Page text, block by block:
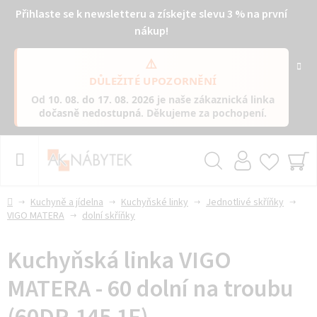
Přihlaste se k newsletteru a získejte slevu 3 % na první
nákup!
⚠️
DŮLEŽITÉ UPOZORNĚNÍ
Od 10. 08. do 17. 08. 2026 je naše zákaznická linka
dočasně nedostupná. Děkujeme za pochopení.
DomůKuchyně a jídelna Kuchyňské linky
Jednotlivé skříňky
VIGO MATERA
dolní skříňky
Kuchyňská linka VIGO
MATERA - 60 dolní na troubu